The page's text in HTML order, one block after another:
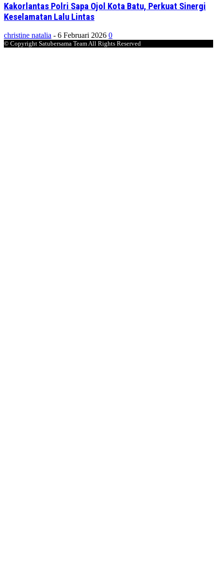
Kakorlantas Polri Sapa Ojol Kota Batu, Perkuat Sinergi
Keselamatan Lalu Lintas
christine natalia - 6 Februari 2026 0
© Copyright Satubersama Team All Rights Reserved